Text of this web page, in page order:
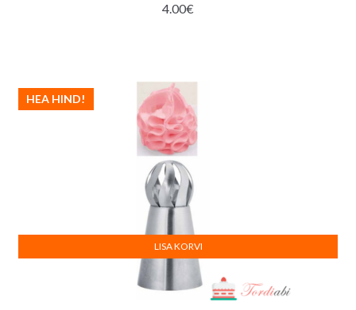
4.00€
HEA HIND!
LISA KORVI